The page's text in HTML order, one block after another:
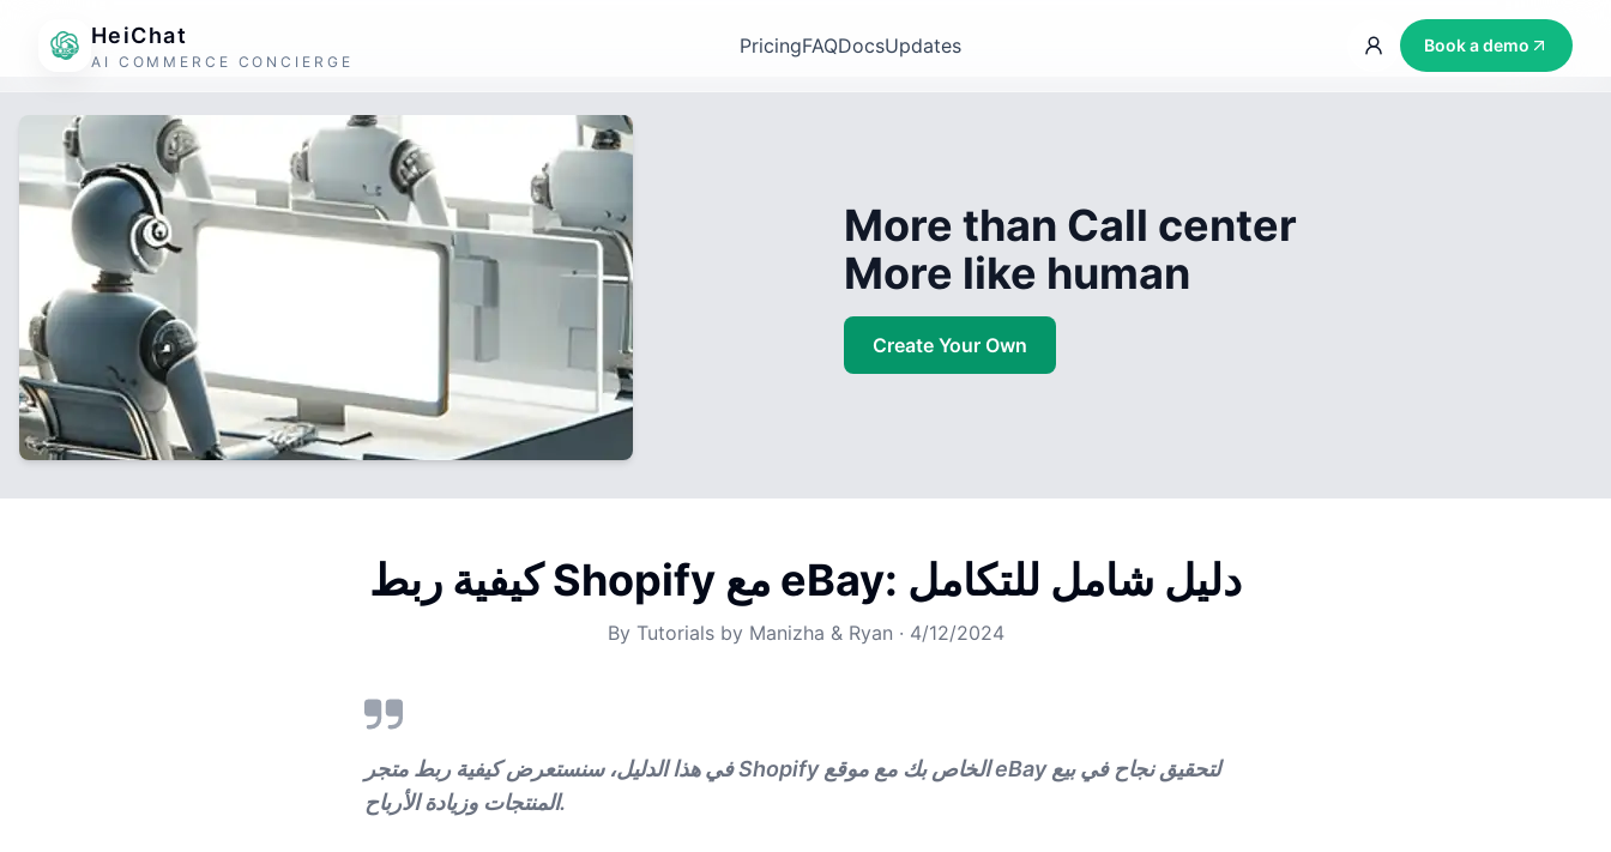
HeiChat
AI COMMERCE CONCIERGE
PricingFAQDocsUpdates Book a demo
More than Call center
More like human
Create Your Own
كيفية ربط Shopify مع eBay: دليل شامل للتكامل
By Tutorials by Manizha & Ryan · 4/12/2024
في هذا الدليل، سنستعرض كيفية ربط متجر Shopify الخاص بك مع موقع eBay لتحقيق نجاح في بيع
المنتجات وزيادة الأرباح.